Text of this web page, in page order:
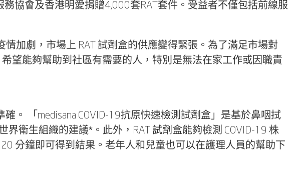
協會及香港明愛捐贈4,000套RAT套件。受益者不僅包括前線服
加劇，市場上 RAT 試劑盒的供應變得緊張。為了滿足市場對
希望能夠幫助到社區有需要的人，特別是無法在家工作或因職責
。 「medisana COVID-19抗原快速檢測試劑盒」是基於鼻咽拭
衛生組織的建議*。此外，RAT 試劑盒能夠檢測 COVID-19 株
分鐘即可得到結果。老年人和兒童也可以在護理人員的幫助下